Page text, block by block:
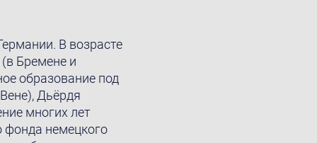
В возрасте
Бремене и
образование под
Дьёрдя
многих лет
фонда немецкого